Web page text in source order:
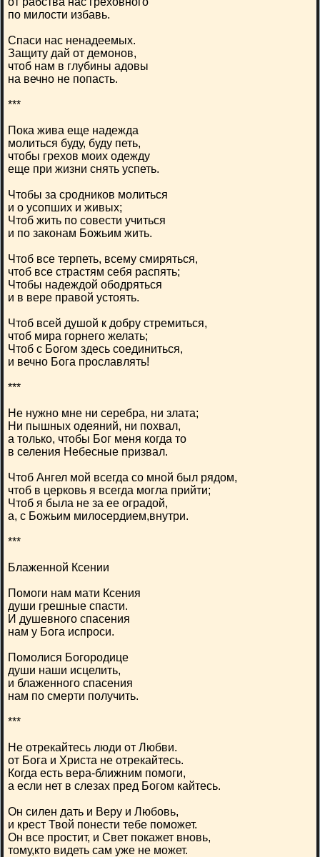
по милости избавь.
Спаси нас ненадеемых.
Защиту дай от демонов,
чтоб нам в глубины адовы
на вечно не попасть.
***
Пока жива еще надежда
молиться буду, буду петь,
чтобы грехов моих одежду
еще при жизни снять успеть.
Чтобы за сродников молиться
и о усопших и живых;
Чтоб жить по совести учиться
и по законам Божьим жить.
Чтоб все терпеть, всему смиряться,
чтоб все страстям себя распять;
Чтобы надеждой ободряться
и в вере правой устоять.
Чтоб всей душой к добру стремиться,
чтоб мира горнего желать;
Чтоб с Богом здесь соединиться,
и вечно Бога прославлять!
***
Не нужно мне ни серебра, ни злата;
Ни пышных одеяний, ни похвал,
а только, чтобы Бог меня когда то
в селения Небесные призвал.
Чтоб Ангел мой всегда со мной был рядом,
чтоб в церковь я всегда могла прийти;
Чтоб я была не за ее оградой,
а, с Божьим милосердием,внутри.
***
Блаженной Ксении
Помоги нам мати Ксения
души грешные спасти.
И душевного спасения
нам у Бога испроси.
Помолися Богородице
души наши исцелить,
и блаженного спасения
нам по смерти получить.
***
Не отрекайтесь люди от Любви.
от Бога и Христа не отрекайтесь.
Когда есть вера-ближним помоги,
а если нет в слезах пред Богом кайтесь.
Он силен дать и Веру и Любовь,
и крест Твой понести тебе поможет.
Он все простит, и Свет покажет вновь,
тому,кто видеть сам уже не может.